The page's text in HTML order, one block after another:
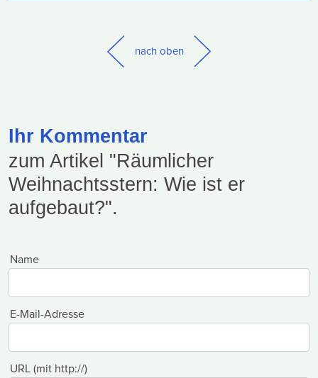
nach oben
Ihr Kommentar
zum Artikel "Räumlicher
Weihnachtsstern: Wie ist er
aufgebaut?".
Name
E-Mail-Adresse
URL (mit http://)